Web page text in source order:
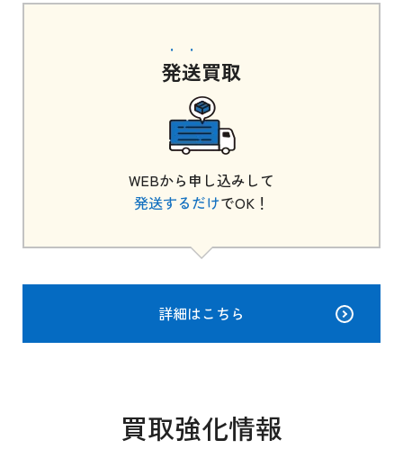
発送買取
WEBから申し込みして
発送するだけでOK！
詳細はこちら
買取強化情報